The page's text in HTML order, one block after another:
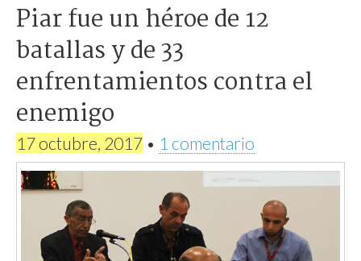
Piar fue un héroe de 12
batallas y de 33
enfrentamientos contra el
enemigo
17 octubre, 2017 • 1 comentario